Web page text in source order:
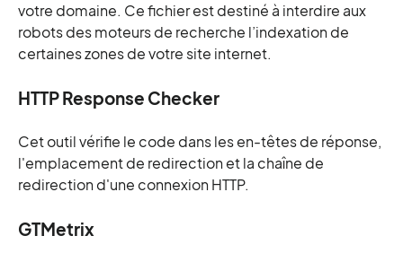
votre domaine. Ce fichier est destiné à interdire aux
robots des moteurs de recherche l’indexation de
certaines zones de votre site internet.
HTTP Response Checker
Cet outil vérifie le code dans les en-têtes de réponse,
l'emplacement de redirection et la chaîne de
redirection d'une connexion HTTP.
GTMetrix